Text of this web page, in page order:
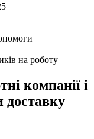
на роботу
компанії і
доставку